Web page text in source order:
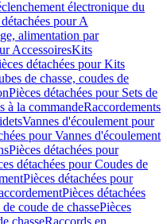
électronique du
pour A
alimentation par
AccessoiresKits
détachées pour Kits
de chasse, coudes de
Pièces détachées pour Sets de
à la commandeRaccordements
Vannes d'écoulement pour
pour Vannes d'écoulement
Pièces détachées pour
détachées pour Coudes de
Pièces détachées pour
Pièces détachées
coude de chassePièces
chasseRaccords en